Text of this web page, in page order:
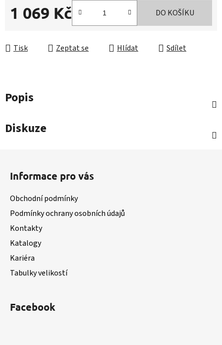
1 069 Kč DO KOŠÍKU
Tisk Zeptat se Hlídat Sdílet
Popis
Diskuze
Informace pro vás
Obchodní podmínky
Podmínky ochrany osobních údajů
Kontakty
Katalogy
Kariéra
Tabulky velikostí
Facebook